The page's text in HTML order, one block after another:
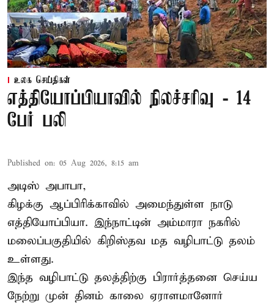
உலக செய்திகள்
எத்தியோப்பியாவில் நிலச்சரிவு - 14
பேர் பலி
Published on: 05 Aug 2026, 8:15 am
அடிஸ் அபாபா,
கிழக்கு ஆப்பிரிக்காவில் அமைந்துள்ள நாடு
எத்தியோப்பியா. இந்நாட்டின் அம்மாரா நகரில்
மலைப்பகுதியில் கிறிஸ்தவ மத வழிபாட்டு தலம்
உள்ளது.
இந்த வழிபாட்டு தலத்திற்கு பிரார்த்தனை செய்ய
நேற்று முன் தினம் காலை ஏராளமானோர்